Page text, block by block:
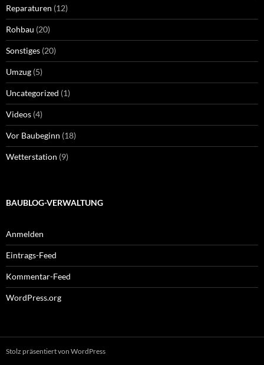
Reparaturen (12)
Rohbau (20)
Sonstiges (20)
Umzug (5)
Uncategorized (1)
Videos (4)
Vor Baubeginn (18)
Wetterstation (9)
BAUBLOG-VERWALTUNG
Anmelden
Eintrags-Feed
Kommentar-Feed
WordPress.org
Stolz präsentiert von WordPress